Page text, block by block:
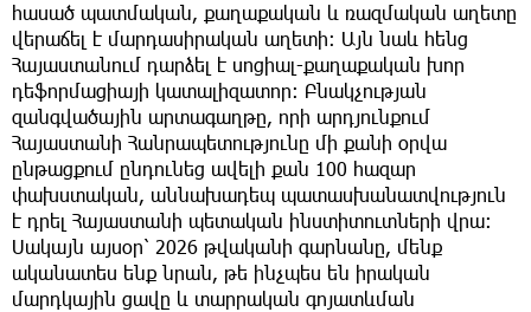
հասած պատմական, քաղաքական և ռազմական աղետը
վերաճել է մարդասիրական աղետի։ Այն նաև հենց
Հայաստանում դարձել է սոցիալ-քաղաքական խոր
դեֆորմացիայի կատալիզատոր: Բնակչության
զանգվածային արտագաղթը, որի արդյունքում
Հայաստանի Հանրապետությունը մի քանի օրվա
ընթացքում ընդունեց ավելի քան 100 հազար
փախստական, աննախադեպ պատասխանատվություն
է դրել Հայաստանի պետական ինստիտուտների վրա։
Սակայն այսօր՝ 2026 թվականի գարնանը, մենք
ականատես ենք նրան, թե ինչպես են իրական
մարդկային ցավը և տարրական գոյատևման